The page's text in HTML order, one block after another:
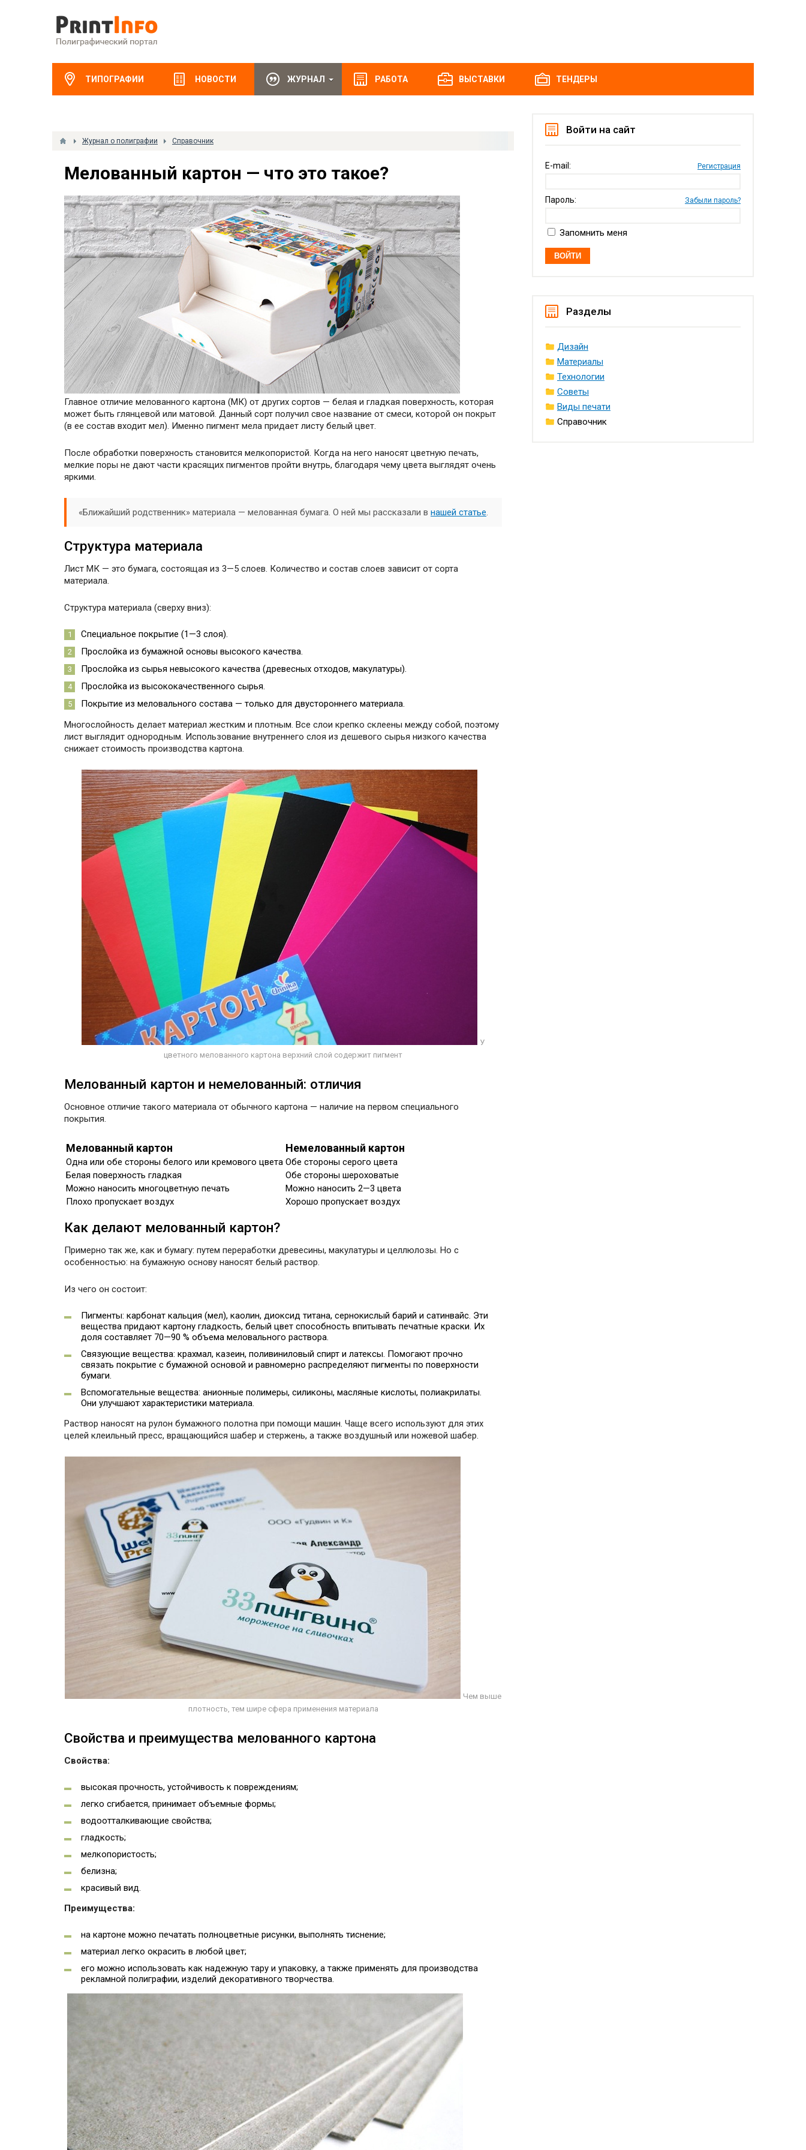
ТИПОГРАФИИ НОВОСТИ ЖУРНАЛ РАБОТА ВЫСТАВКИ ТЕНДЕРЫ
Журнал о полиграфии Справочник
Мелованный картон — что это такое?
Главное отличие мелованного картона (МК) от других сортов — белая и гладкая поверхность, которая
может быть глянцевой или матовой. Данный сорт получил свое название от смеси, которой он покрыт
(в ее состав входит мел). Именно пигмент мела придает листу белый цвет.
После обработки поверхность становится мелкопористой. Когда на него наносят цветную печать,
мелкие поры не дают части красящих пигментов пройти внутрь, благодаря чему цвета выглядят очень
яркими.
«Ближайший родственник» материала — мелованная бумага. О ней мы рассказали в нашей статье.
Структура материала
Лист МК — это бумага, состоящая из 3—5 слоев. Количество и состав слоев зависит от сорта
материала.
Структура материала (сверху вниз):
Специальное покрытие (1—3 слоя).
Прослойка из бумажной основы высокого качества.
Прослойка из сырья невысокого качества (древесных отходов, макулатуры).
Прослойка из высококачественного сырья.
Покрытие из меловального состава — только для двустороннего материала.
Многослойность делает материал жестким и плотным. Все слои крепко склеены между собой, поэтому
лист выглядит однородным. Использование внутреннего слоя из дешевого сырья низкого качества
снижает стоимость производства картона.
У
цветного мелованного картона верхний слой содержит пигмент
Мелованный картон и немелованный: отличия
Основное отличие такого материала от обычного картона — наличие на первом специального
покрытия.
Мелованный картон Немелованный картон
Одна или обе стороны белого или кремового цвета Обе стороны серого цвета
Белая поверхность гладкая
Обе стороны шероховатые
Можно наносить многоцветную печать
Можно наносить 2—3 цвета
Плохо пропускает воздух
Хорошо пропускает воздух
Как делают мелованный картон?
Примерно так же, как и бумагу: путем переработки древесины, макулатуры и целлюлозы. Но с
особенностью: на бумажную основу наносят белый раствор.
Из чего он состоит:
Пигменты: карбонат кальция (мел), каолин, диоксид титана, сернокислый барий и сатинвайс. Эти
вещества придают картону гладкость, белый цвет способность впитывать печатные краски. Их
доля составляет 70—90 % объема меловального раствора.
Связующие вещества: крахмал, казеин, поливиниловый спирт и латексы. Помогают прочно
связать покрытие с бумажной основой и равномерно распределяют пигменты по поверхности
бумаги.
Вспомогательные вещества: анионные полимеры, силиконы, масляные кислоты, полиакрилаты.
Они улучшают характеристики материала.
Раствор наносят на рулон бумажного полотна при помощи машин. Чаще всего используют для этих
целей клеильный пресс, вращающийся шабер и стержень, а также воздушный или ножевой шабер.
Чем выше
плотность, тем шире сфера применения материала
Свойства и преимущества мелованного картона
Свойства:
высокая прочность, устойчивость к повреждениям;
легко сгибается, принимает объемные формы;
водоотталкивающие свойства;
гладкость;
мелкопористость;
белизна;
красивый вид.
Преимущества:
на картоне можно печатать полноцветные рисунки, выполнять тиснение;
материал легко окрасить в любой цвет;
его можно использовать как надежную тару и упаковку, а также применять для производства
рекламной полиграфии, изделий декоративного творчества.
Войти на сайт
E-mail: Регистрация
Пароль: Забыли пароль?
Запомнить меня
Разделы
Дизайн
Материалы
Технологии
Советы
Виды печати
Справочник